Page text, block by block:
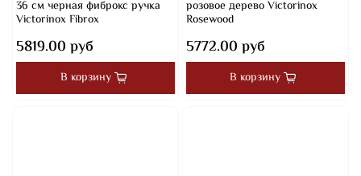
36 см черная фиброкс ручка
Victorinox Fibrox
5819.00 руб
В корзину
розовое дерево Victorinox
Rosewood
5772.00 руб
В корзину